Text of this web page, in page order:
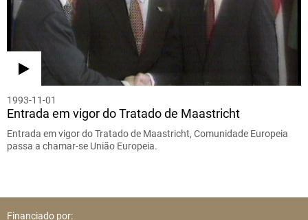
1993-11-01
Entrada em vigor do Tratado de Maastricht
Entrada em vigor do Tratado de Maastricht, Comunidade Europeia
passa a chamar-se União Europeia.
Financiado por: